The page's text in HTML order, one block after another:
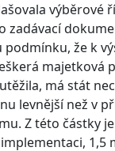
výběrové
zadávací
podmínku, že k
majetková
má stát
levnější než v
Z této částky
1,5